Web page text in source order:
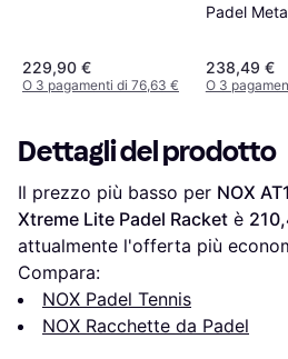
229,90 €
O 3 pagamenti di 76,63 €
Padel
238,49 €
O 3
Dettagli del prodotto
Il prezzo più basso per NOX
Xtreme Lite Padel Racket è
attualmente l'offerta più
Compara:
NOX Padel Tennis
NOX Racchette da Padel